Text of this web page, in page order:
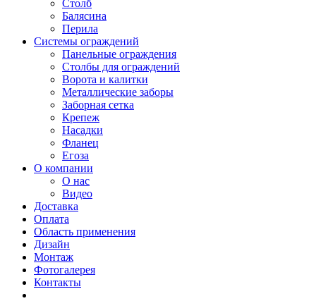
Столб
Балясина
Перила
Системы ограждений
Панельные ограждения
Столбы для ограждений
Ворота и калитки
Металлические заборы
Заборная сетка
Крепеж
Насадки
Фланец
Егоза
О компании
О нас
Видео
Доставка
Оплата
Область применения
Дизайн
Монтаж
Фотогалерея
Контакты